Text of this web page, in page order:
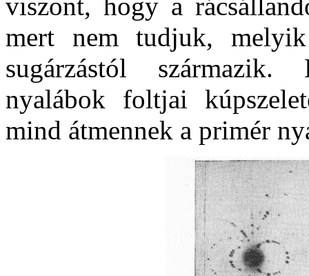
mert nem tudjuk,
sugárzástól
nyalábok foltjai
mind átmennek a primér